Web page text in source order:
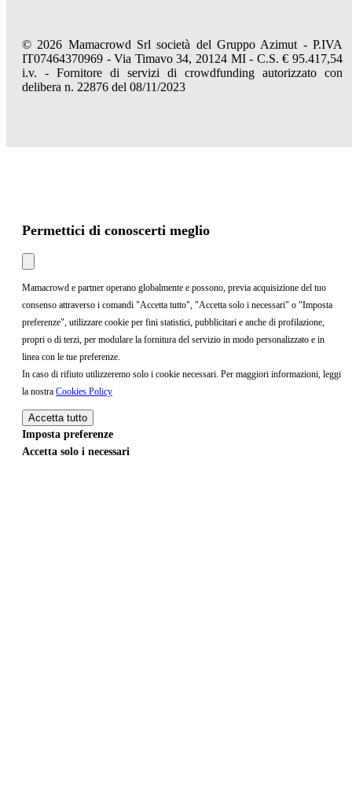
© 2026 Mamacrowd Srl società del Gruppo Azimut - P.IVA
IT07464370969 - Via Timavo 34, 20124 MI - C.S. € 95.417,54
i.v. - Fornitore di servizi di crowdfunding autorizzato con
delibera n. 22876 del 08/11/2023
Permettici di conoscerti meglio
Mamacrowd e partner operano globalmente e possono, previa acquisizione del tuo
consenso attraverso i comandi "Accetta tutto", "Accetta solo i necessari" o "Imposta
preferenze", utilizzare cookie per fini statistici, pubblicitari e anche di profilazione,
propri o di terzi, per modulare la fornitura del servizio in modo personalizzato e in
linea con le tue preferenze.
In caso di rifiuto utilizzeremo solo i cookie necessari. Per maggiori informazioni, leggi
la nostra Cookies Policy
Accetta tutto
Imposta preferenze
Accetta solo i necessari